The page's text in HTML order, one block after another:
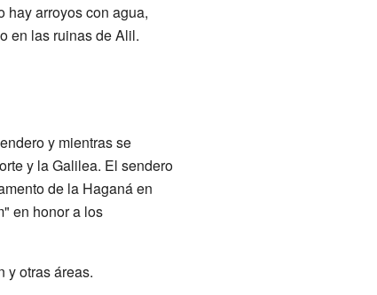
hay arroyos con agua,
en las ruinas de Alil.
y mientras se
y la Galilea. El sendero
de la Haganá en
en honor a los
y otras áreas.